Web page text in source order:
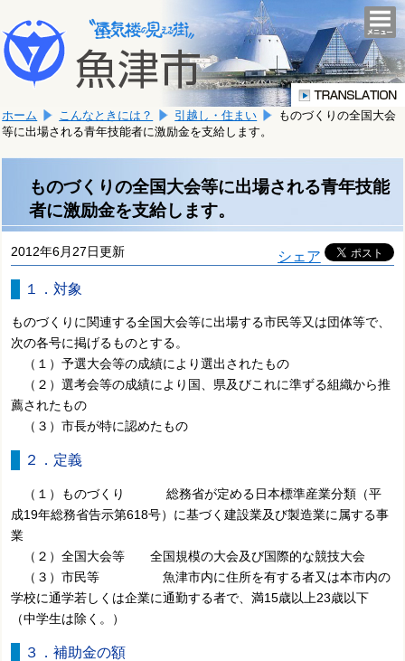
文
へ
移
ま
す。
こ
か
文
で
す。
ホーム こんなときには？ 引越し・住まい
ものづくりの全国大会
等に出場される青年技能者に激励金を支給します。
ものづくりの全国大会等に出場される青年技能
者に激励金を支給します。
シェア
2012年6月27日更新
１．対象
ものづくりに関連する全国大会等に出場する市民等又は団体等で、
次の各号に掲げるものとする。
（１）予選大会等の成績により選出されたもの
（２）選考会等の成績により国、県及びこれに準ずる組織から推
薦されたもの
（３）市長が特に認めたもの
２．定義
（１）ものづくり 総務省が定める日本標準産業分類（平
成19年総務省告示第618号）に基づく建設業及び製造業に属する事
業
（２）全国大会等 全国規模の大会及び国際的な競技大会
（３）市民等 魚津市内に住所を有する者又は本市内の
学校に通学若しくは企業に通勤する者で、満15歳以上23歳以下
（中学生は除く。）
３．補助金の額